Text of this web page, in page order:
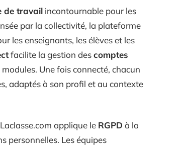
de travail incontournable pour les
par la collectivité, la plateforme
les enseignants, les élèves et les
facilite la gestion descomptes
Une fois connecté, chacun
adaptés à son profil et au contexte
applique le RGPD à la
personnelles. Les équipes